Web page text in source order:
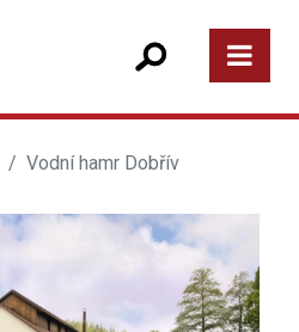
Vodní hamr Dobřív